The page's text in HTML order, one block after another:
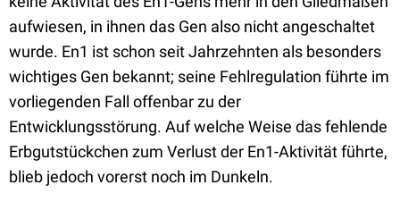
aufwiesen, in ihnen das Gen also nicht angeschaltet
wurde. En1 ist schon seit Jahrzehnten als besonders
wichtiges Gen bekannt; seine Fehlregulation führte im
vorliegenden Fall offenbar zu der
Entwicklungsstörung. Auf welche Weise das fehlende
Erbgutstückchen zum Verlust der En1-Aktivität führte,
blieb jedoch vorerst noch im Dunkeln.